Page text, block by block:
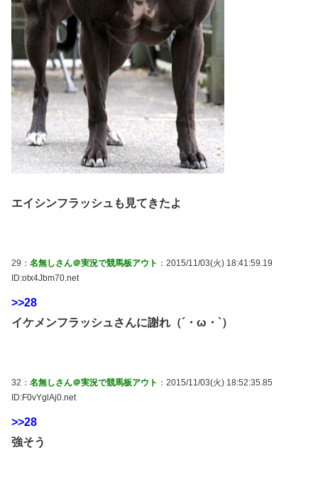
エイシンフラッシュも見てきたよ
29： 名無しさん＠実況で競馬板アウト ：2015/11/03(火) 18:41:59.19
ID:otx4Jbm70.net
>>28
イケメンフラッシュさんに謝れ（´・ω・`）
32： 名無しさん＠実況で競馬板アウト ：2015/11/03(火) 18:52:35.85
ID:F0vYglAj0.net
>>28
強そう